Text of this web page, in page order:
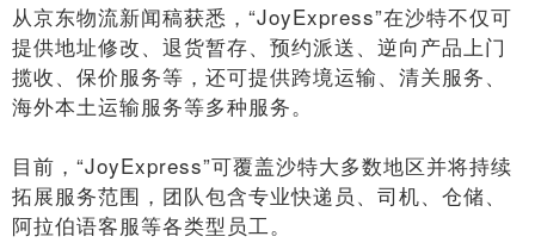
从京东物流新闻稿获悉，“JoyExpress”在沙特不仅可
提供地址修改、退货暂存、预约派送、逆向产品上门
揽收、保价服务等，还可提供跨境运输、清关服务、
海外本土运输服务等多种服务。
目前，“JoyExpress”可覆盖沙特大多数地区并将持续
拓展服务范围，团队包含专业快递员、司机、仓储、
阿拉伯语客服等各类型员工。